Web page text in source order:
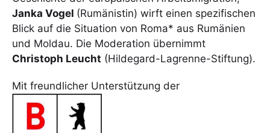
Janka Vogel (Rumänistin) wirft einen spezifischen
Blick auf die Situation von Roma* aus Rumänien
und Moldau. Die Moderation übernimmt
Christoph Leucht (Hildegard-Lagrenne-Stiftung).
Mit freundlicher Unterstützung der